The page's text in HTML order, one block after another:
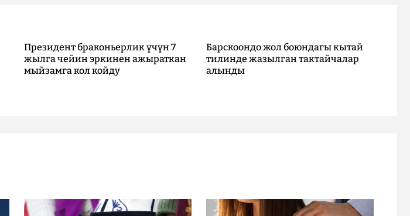
Президент браконьерлик үчүн 7
жылга чейин эркинен ажыраткан
мыйзамга кол койду
Барскоондо жол боюндагы кытай
тилинде жазылган тактайчалар
алынды